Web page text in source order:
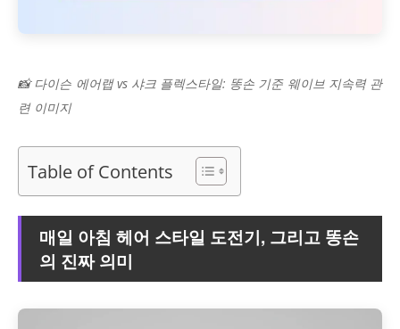
📸 다이슨 에어랩 vs 샤크 플렉스타일: 똥손 기준 웨이브 지속력 관
련 이미지
Table of Contents
매일 아침 헤어 스타일 도전기, 그리고 똥손
의 진짜 의미